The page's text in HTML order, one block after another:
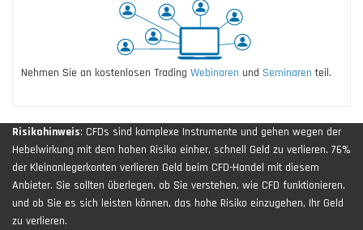
Nehmen Sie an kostenlosen Trading Webinaren und Seminaren teil.
Risikohinweis: CFDs sind komplexe Instrumente und gehen wegen der
Hebelwirkung mit dem hohen Risiko einher, schnell Geld zu verlieren. 76%
der Kleinanlegerkonten verlieren Geld beim CFD-Handel mit diesem
Anbieter. Sie sollten überlegen, ob Sie verstehen, wie CFD funktionieren,
und ob Sie es sich leisten können, das hohe Risiko einzugehen, Ihr Geld
zu verlieren.